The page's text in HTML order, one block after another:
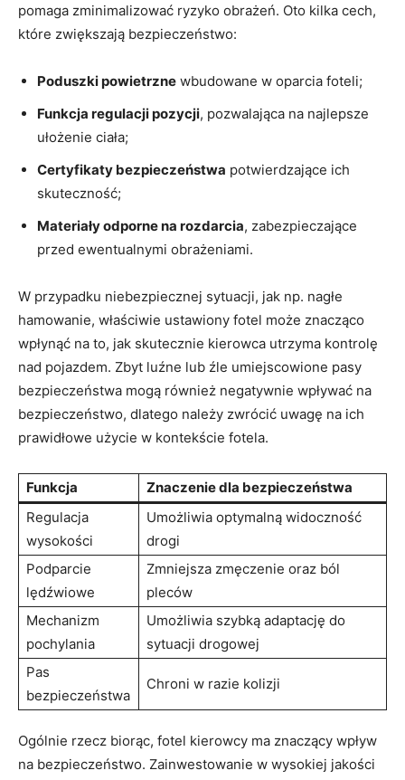
pomaga zminimalizować ryzyko obrażeń. Oto kilka cech,
które zwiększają bezpieczeństwo:
Poduszki powietrzne wbudowane ⁣w oparcia foteli;
Funkcja regulacji pozycji, pozwalająca na najlepsze
ułożenie ciała;
Certyfikaty bezpieczeństwa potwierdzające ich
skuteczność;
Materiały⁢ odporne na rozdarcia, zabezpieczające
przed ewentualnymi obrażeniami.
W⁤ przypadku niebezpiecznej sytuacji, jak np. nagłe
hamowanie, właściwie ustawiony fotel ⁢może ⁢znacząco
wpłynąć na to, jak skutecznie kierowca utrzyma kontrolę
nad ⁣pojazdem. Zbyt⁤ luźne lub ⁣źle umiejscowione pasy
bezpieczeństwa mogą również negatywnie wpływać na
⁣bezpieczeństwo, ⁣dlatego należy zwrócić uwagę na ich
prawidłowe użycie w kontekście fotela.
Funkcja
Znaczenie dla bezpieczeństwa
Regulacja
wysokości
Umożliwia optymalną widoczność
drogi
Podparcie
lędźwiowe
Zmniejsza zmęczenie oraz ból
pleców
Mechanizm
pochylania
Umożliwia szybką adaptację do
sytuacji drogowej
Pas
bezpieczeństwa
Chroni w razie kolizji
Ogólnie⁤ rzecz biorąc, fotel kierowcy ma znaczący ​wpływ
⁢na bezpieczeństwo. Zainwestowanie w wysokiej jakości